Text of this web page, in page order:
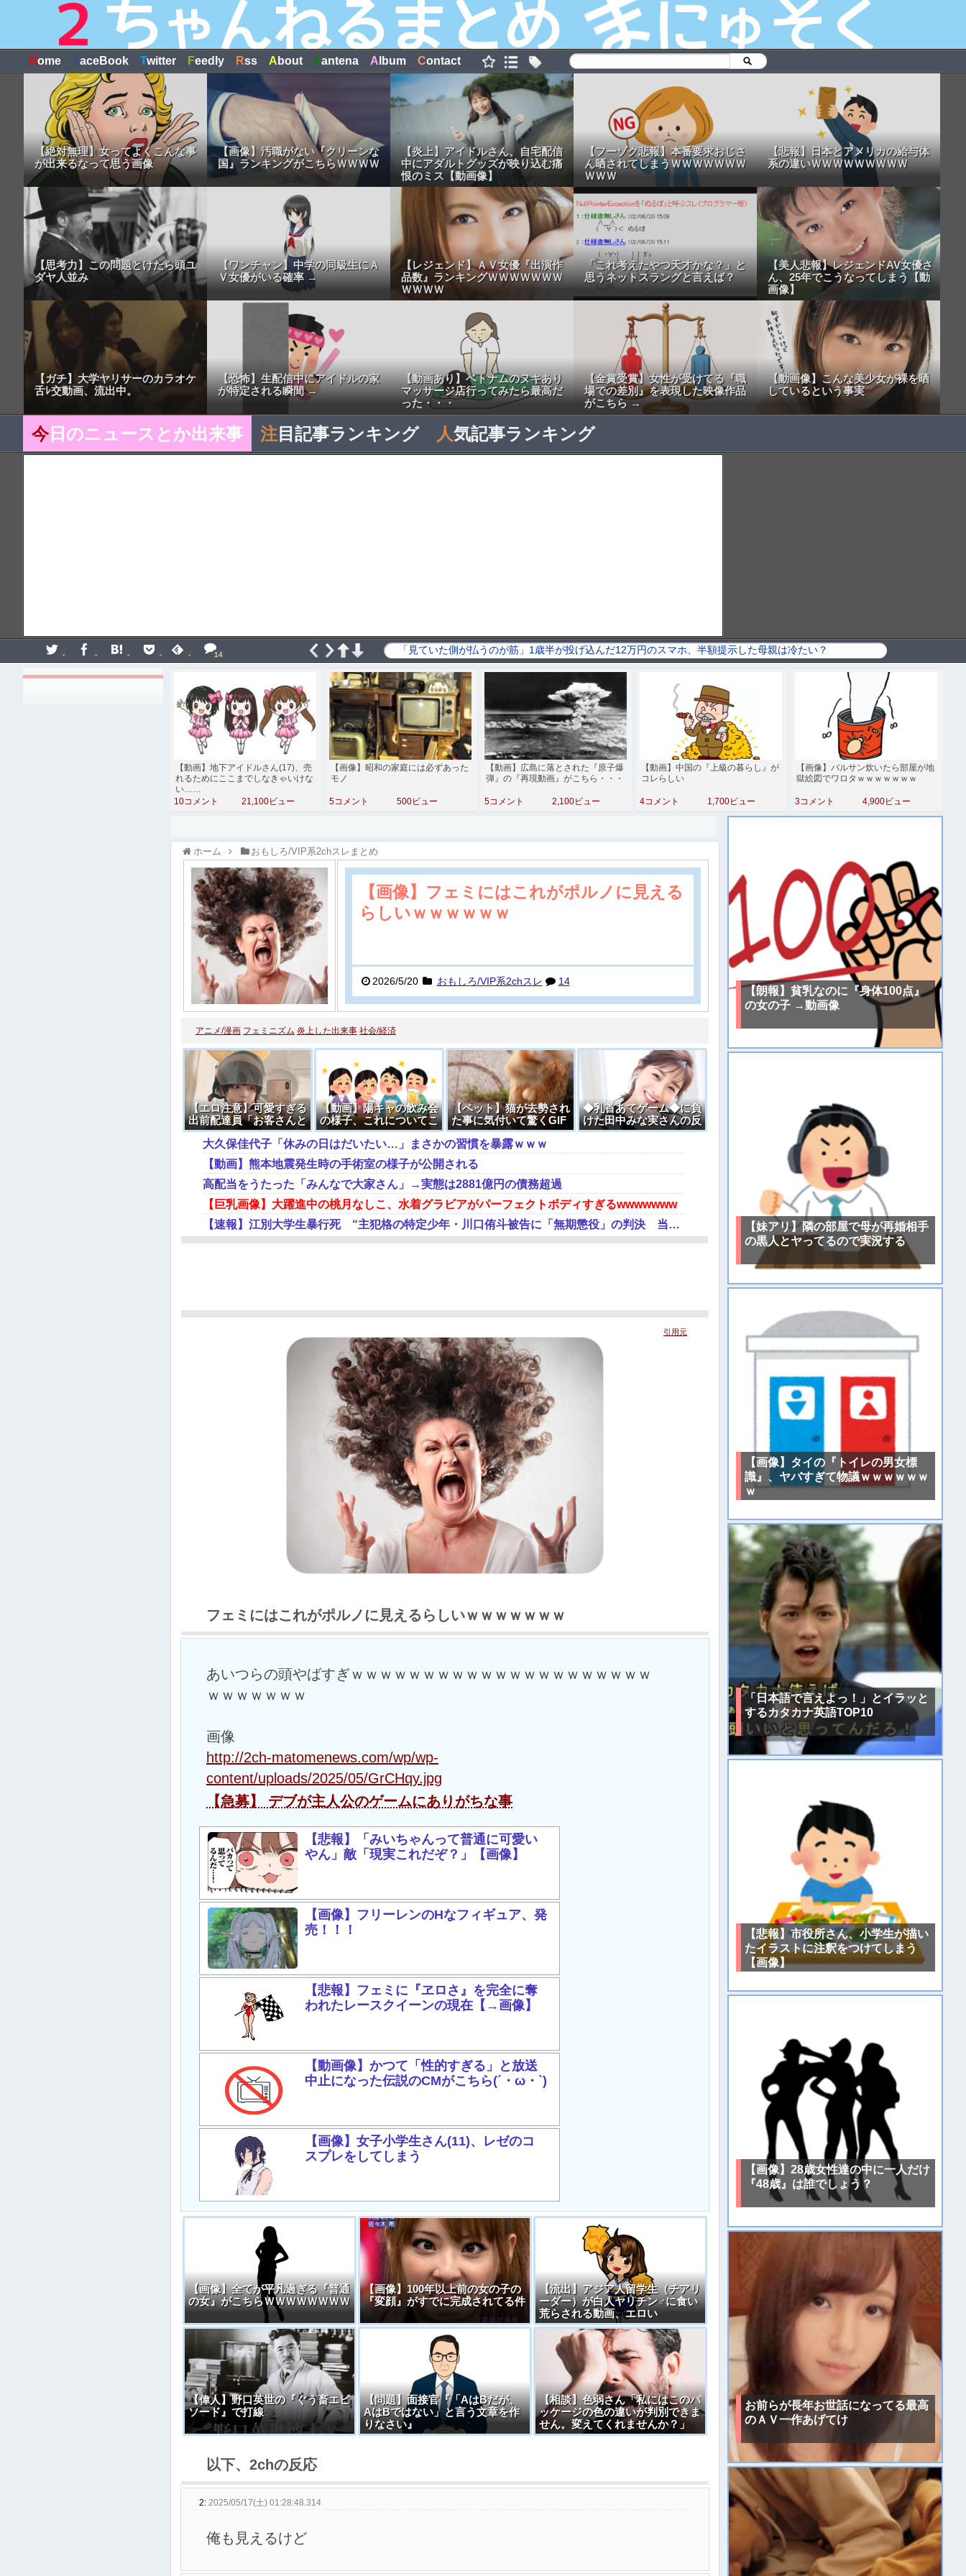
Home FaceBook Twitter Feedly Rss A bout Fantena A lbum Contact
【絶対無理】女ってよくこんな事
が出来るなって思う画像
【画像】汚職がない『クリーンな
国』ランキングがこちらＷＷＷＷ
【炎上】アイドルさん、自宅配信
中にアダルトグッズが映り込む痛
恨のミス【動画像】
【フーゾク悲報】本番要求おじさ
ん晒されてしまうＷＷＷＷＷＷＷ
ＷＷＷ
【悲報】日本とアメリカの給与体
系の違いＷＷＷＷＷＷＷＷＷ
【思考力】この問題とけたら頭ユ
ダヤ人並み
【ワンチャン】中学の同級生にＡ
Ｖ女優がいる確率 →
【レジェンド】ＡＶ女優『出演作
品数』ランキングＷＷＷＷＷＷＷ
ＷＷＷＷ
「これ考えたやつ天才かな？」と
思うネットスラングと言えば？
【美人悲報】レジェンドAV女優さ
ん、25年でこうなってしまう【動
画像】
【ガチ】大学ヤリサーのカラオケ
舌ﾚ交動画、流出中。
【恐怖】生配信中にアイドルの家
が特定される瞬間 →
【動画あり】ベトナムのヌキあり
マッサージ店行ってみたら最高だ
った・・・
【金賞受賞】女性が受けてる『職
場での差別』を表現した映像作品
がこちら →
【動画像】こんな美少女が裸を晒
しているという事実
今日のニュースとか出来事 注 目記事ランキング 人気記事ランキング
- - - - - 14
【動画】地下アイドルさん(17)、売
れるためにここまでしなきゃいけな
い……
10コメント
21,100ビュー
【画像】昭和の家庭には必ずあった
モノ
5コメント 500ビュー
【動画】広島に落とされた『原子爆
弾』の『再現動画』がこちら・・・
5コメント 2,100ビュー
【動画】中国の『上級の暮らし』が
コレらしい
4コメント 1,700ビュー
【画像】バルサン炊いたら部屋が地
獄絵図でワロタｗｗｗｗｗｗｗ
3コメント 4,900ビュー
ホーム おもしろ/VIP系2chスレまとめ
【画像】フェミにはこれがポルノに見える
らしいｗｗｗｗｗｗ
2026/5/20 おもしろ/VIP系2chスレ 14
アニメ/漫画 フェミニズム 炎上した出来事 社会/経済
【エロ注意】可愛すぎる
出前配達員「お客さんと
セ○クスしちゃった…」
⇒ パシャ
【動画】陽キャの飲み会
の様子、これについてこ
れない奴は陰キャ
【ペット】猫が去勢され
た事に気付いて驚くGIF
ください
◆乳首あてゲーム◆に負
けた田中みな実さんの反
応 →動画像
大久保佳代子「休みの日はだいたい…」まさかの習慣を暴露ｗｗｗ
【動画】熊本地震発生時の手術室の様子が公開される
高配当をうたった「みんなで大家さん」→実態は2881億円の債務超過
【巨乳画像】大躍進中の桃月なしこ、水着グラビアがパーフェクトボディすぎるwwwwwww
【速報】江別大学生暴行死 “主犯格の特定少年・川口侑斗被告に「無期懲役」の判決 当時17歳少年に「懲役30年」の判決
引用元
フェミにはこれがポルノに見えるらしいｗｗｗｗｗｗｗ
あいつらの頭やばすぎｗｗｗｗｗｗｗｗｗｗｗｗｗｗｗｗｗｗｗｗｗ
ｗｗｗｗｗｗｗ
画像
http://2ch-matomenews.com/wp/wp-
content/uploads/2025/05/GrCHqy.jpg
【急募】 デブが主人公のゲームにありがちな事
【悲報】「みいちゃんって普通に可愛い
やん」敵「現実これだぞ？」【画像】
【画像】フリーレンのHなフィギュア、発
売！！！
【悲報】フェミに『ヱロさ』を完全に奪
われたレースクイーンの現在【→画像】
【動画像】かつて「性的すぎる」と放送
中止になった伝説のCMがこちら(´・ω・`)
【画像】女子小学生さん(11)、レゼのコ
スプレをしてしまう
【画像】全てが平凡過ぎる『普通
の女』がこちらＷＷＷＷＷＷＷＷ
【画像】100年以上前の女の子の
『変顔』がすでに完成されてる件
【流出】アジア人留学生（チアリ
ーダー）が白人ヤリチン♂に食い
荒らされる動画、エロい
【偉人】野口英世の『ぐう畜エピ
ソード』で打線
【問題】面接官『「AはBだが、
AはBではない」と言う文章を作
りなさい』
【相談】色弱さん「私にはこのパ
ッケージの色の違いが判別できま
せん。変えてくれませんか？」
以下、2chの反応
2: 2025/05/17(土) 01:28:48.314
俺も見えるけど
【朗報】貧乳なのに『身体100点』
の女の子 →動画像
【妹アリ】隣の部屋で母が再婚相手
の黒人とヤってるので実況する
【画像】タイの『トイレの男女標
識』、ヤバすぎて物議ｗｗｗｗｗｗ
ｗ
「日本語で言えよっ！」とイラッと
するカタカナ英語TOP10
【悲報】市役所さん、小学生が描い
たイラストに注釈をつけてしまう
【画像】
【画像】28歳女性達の中に一人だけ
『48歳』は誰でしょう？
お前らが長年お世話になってる最高
のＡＶ一作あげてけ